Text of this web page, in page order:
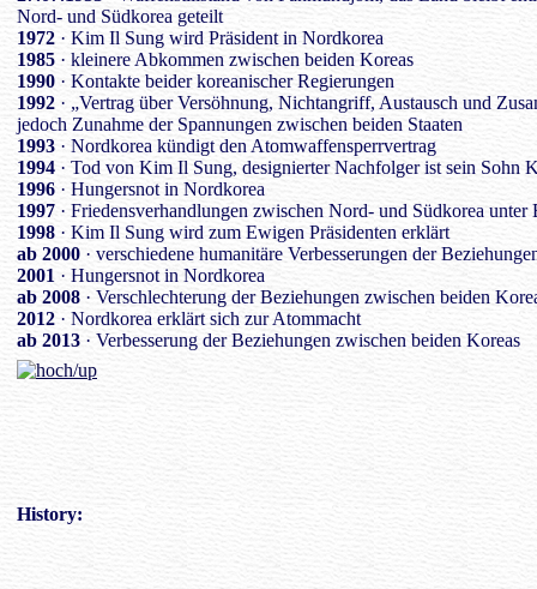
Nord- und Südkorea geteilt
1972 · Kim Il Sung wird Präsident in Nordkorea
1985 · kleinere Abkommen zwischen beiden Koreas
1990 · Kontakte beider koreanischer Regierungen
1992 · „Vertrag über Versöhnung, Nichtangriff, Austausch und
jedoch Zunahme der Spannungen zwischen beiden Staaten
1993 · Nordkorea kündigt den Atomwaffensperrvertrag
1994 · Tod von Kim Il Sung, designierter Nachfolger ist sein Sohn
1996 · Hungersnot in Nordkorea
1997 · Friedensverhandlungen zwischen Nord- und Südkorea
1998 · Kim Il Sung wird zum Ewigen Präsidenten erklärt
ab 2000 · verschiedene humanitäre Verbesserungen der
2001 · Hungersnot in Nordkorea
ab 2008 · Verschlechterung der Beziehungen zwischen beiden
2012 · Nordkorea erklärt sich zur Atommacht
ab 2013 · Verbesserung der Beziehungen zwischen beiden Koreas
History: